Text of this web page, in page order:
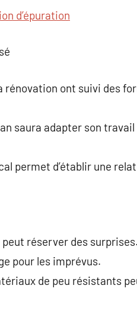
d’épuration
ont suivi des
saura adapter son
permet d’établir une
réserver des
pour les imprévus.
de peu résistants